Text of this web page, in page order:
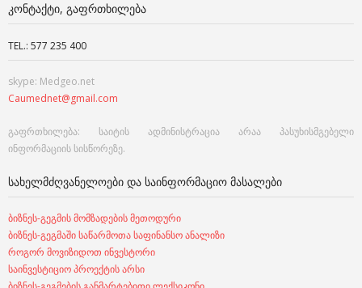
ᲙᲝᲜᲢᲐᲥᲢᲘ, ᲒᲐᲤᲠᲗᲮᲘᲚᲔᲑᲐ
TEL.: 577 235 400
skype: Medgeo.net
Caumednet@gmail.com
გაფრთხილება: საიტის ადმინისტრაცია არაა პასუხისმგებელი
ინფორმაციის სისწორეზე.
ᲡᲐᲮᲔᲚᲛᲫᲦᲕᲐᲜᲔᲚᲝᲔᲑᲘ ᲓᲐ ᲡᲐᲘᲜᲤᲝᲠᲛᲐᲪᲘᲝ ᲛᲐᲡᲐᲚᲔᲑᲘ
ბიზნეს-გეგმის მომზადების მეთოდური
ბიზნეს-გეგმაში საწარმოთა საფინანსო ანალიზი
როგორ მოვიზიდოთ ინვესტორი
საინვესტიციო პროექტის არსი